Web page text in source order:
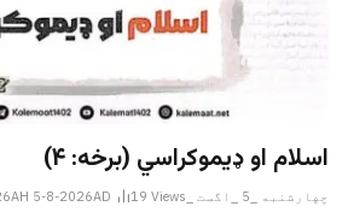
اسلام او ډیموکراسي (برخه: ۴)
چهارشنبه _5 _اگست _2026AH 5-8-2026AD 19 Views